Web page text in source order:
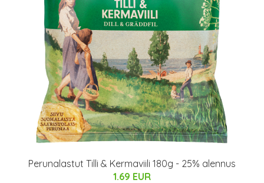
Perunalastut Tilli & Kermaviili 180g - 25% alennus
1.69 EUR